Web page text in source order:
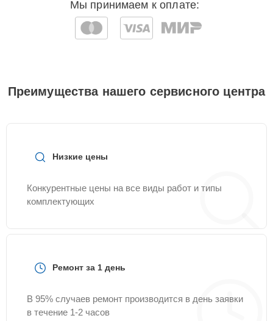
Мы принимаем к оплате:
Преимущества нашего сервисного центра
Низкие цены
Конкурентные цены на все виды работ и типы
комплектующих
Ремонт за 1 день
В 95% случаев ремонт производится в день заявки
в течение 1-2 часов